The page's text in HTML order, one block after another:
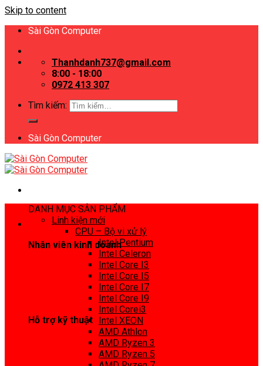
Skip to content
Sài Gòn Computer
Thanhdanh737@gmail.com
8:00 - 18:00
0972 413 307
Tìm kiếm:
Sài Gòn Computer
Nhân viên kinh doanh
Hỗ trợ kỹ thuật
DANH MỤC SẢN PHẨM
Linh kiện mới
CPU – Bộ vi xử lý
Intel Pentium
Intel Celeron
Intel Core I3
Intel Core I5
Intel Core I7
Intel Core I9
Intel Corei3
Intel XEON
AMD Athlon
AMD Ryzen 3
AMD Ryzen 5